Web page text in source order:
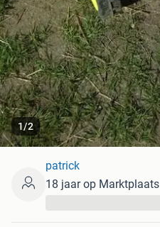
1/2
patrick
18 jaar op Marktplaats